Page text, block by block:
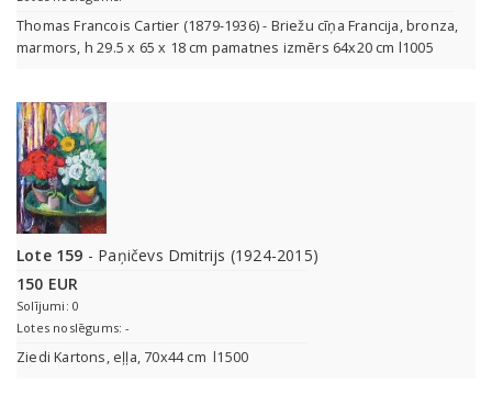
Thomas Francois Cartier (1879-1936) - Briežu cīņa Francija, bronza,
marmors, h 29.5 x 65 x 18 cm pamatnes izmērs 64x20 cm l1005
Lote 159 - Paņičevs Dmitrijs (1924-2015)
150 EUR
Solījumi: 0
Lotes noslēgums: -
Ziedi Kartons, eļļa, 70x44 cm l1500